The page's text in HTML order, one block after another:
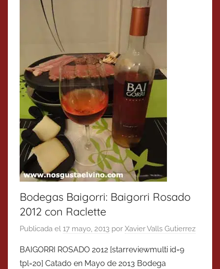
Bodegas Baigorri: Baigorri Rosado
2012 con Raclette
Publicada el 17 mayo, 2013 por Xavier Valls Gutierrez
BAIGORRI ROSADO 2012 [starreviewmulti id=9
tpl=20] Catado en Mayo de 2013 Bodega